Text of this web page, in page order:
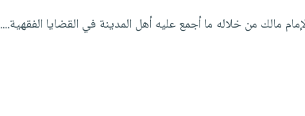
مالك من خلاله ما أجمع عليه أهل المدينة في القضايا الفقهية....